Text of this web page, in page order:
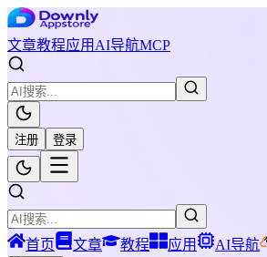
文章教程应用 AI导航MCP
注册 登录
首页 文章 教程 应用 AI导航